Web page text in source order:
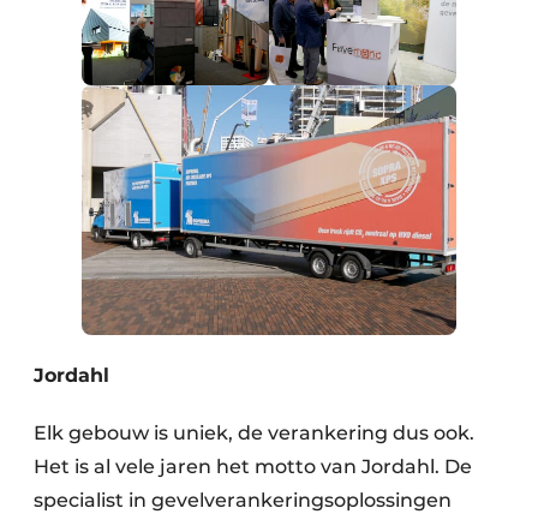
Jordahl
Elk gebouw is uniek, de verankering dus ook.
Het is al vele jaren het motto van Jordahl. De
specialist in gevelverankeringsoplossingen